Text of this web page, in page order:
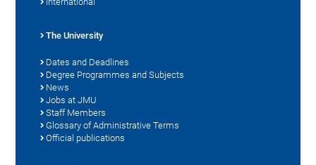
The University
Dates and Deadlines
Degree Programmes and Subjects
News
Jobs at JMU
Staff Members
Glossary of Administrative Terms
Official publications